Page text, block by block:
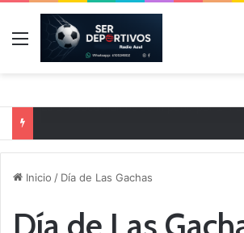
Menú
Inicio / Día de Las Gachas
Día de Las